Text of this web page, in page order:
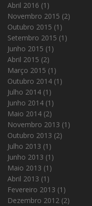
Abril 2016 (1)
Novembro 2015 (2)
Outubro 2015 (1)
Setembro 2015 (1)
Junho 2015 (1)
Abril 2015 (2)
Março 2015 (1)
Outubro 2014 (1)
Julho 2014 (1)
Junho 2014 (1)
Maio 2014 (2)
Novembro 2013 (1)
Outubro 2013 (2)
Julho 2013 (1)
Junho 2013 (1)
Maio 2013 (1)
Abril 2013 (1)
Fevereiro 2013 (1)
Dezembro 2012 (2)